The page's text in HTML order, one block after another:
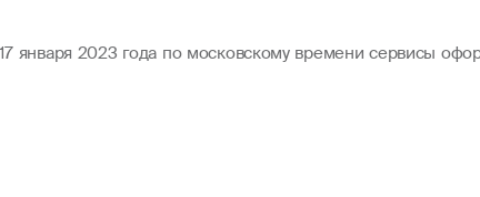
января 2023 года по московскому времени сервисы